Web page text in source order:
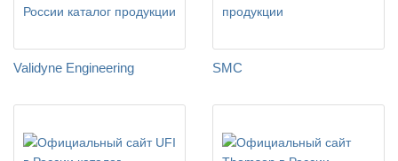
Validyne Engineering SMC